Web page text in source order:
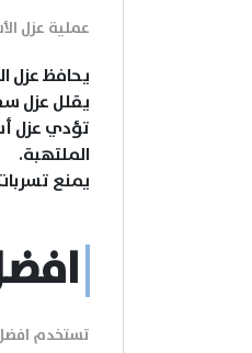
عملية عزل
يحافظ عزل
يقلل عزل
تؤدي عزل
الملتهبة.
يمنع
تستخدم